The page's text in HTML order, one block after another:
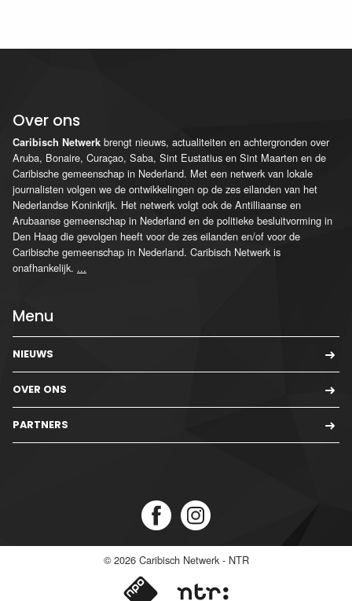
Over ons
Caribisch Netwerk brengt nieuws, actualiteiten en achtergronden over
Aruba, Bonaire, Curaçao, Saba, Sint Eustatius en Sint Maarten en de
Caribische gemeenschap in Nederland. Met een netwerk van lokale
journalisten volgen we de ontwikkelingen op de zes eilanden van het
Nederlandse Koninkrijk. Het netwerk volgt ook de Antilliaanse en
Arubaanse gemeenschap in Nederland en de politieke besluitvorming in
Den Haag die gevolgen heeft voor de zes eilanden en/of voor de
Caribische gemeenschap in Nederland. Caribisch Netwerk is
onafhankelijk. ...
Menu
NIEUWS
OVER ONS
PARTNERS
© 2026 Caribisch Netwerk - NTR